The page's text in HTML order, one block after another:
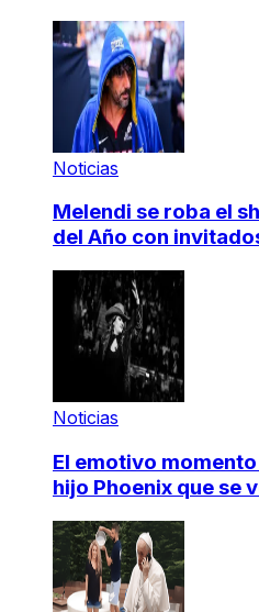
Noticias
Melendi se roba el
del Año con
Noticias
El emotivo
hijo Phoenix que se